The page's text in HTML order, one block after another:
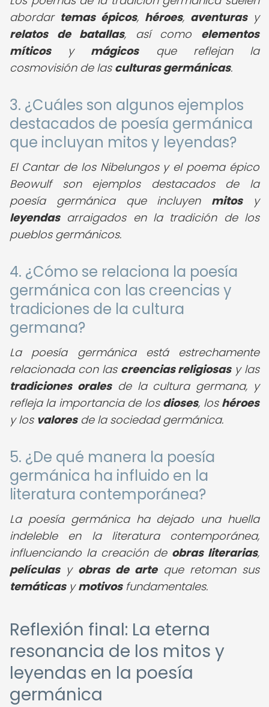
abordar temas épicos, héroes, aventurasy
relatos de batallas, así como elementos
míticosy mágicosque reflejan la
cosmovisión de las culturas germánicas.
3. ¿Cuáles son algunos ejemplos
destacados de poesía germánica
que incluyan mitos y leyendas?
El Cantar de los Nibelungos y el poema épico
Beowulf son ejemplos destacados de la
poesía germánica que incluyen mitosy
leyendasarraigados en la tradición de los
pueblos germánicos.
4. ¿Cómo se relaciona la poesía
germánica con las creencias y
tradiciones de la cultura
germana?
La poesía germánica está estrechamente
relacionada con las creencias religiosasy las
tradiciones oralesde la cultura germana, y
refleja la importancia de los dioses, los héroes
y los valoresde la sociedad germánica.
5. ¿De qué manera la poesía
germánica ha influido en la
literatura contemporánea?
La poesía germánica ha dejado una huella
indeleble en la literatura contemporánea,
influenciando la creación de obras literarias,
películasy obras de arteque retoman sus
temáticasymotivosfundamentales.
Reflexión final: La eterna
resonancia de los mitos y
leyendas en la poesía
germánica